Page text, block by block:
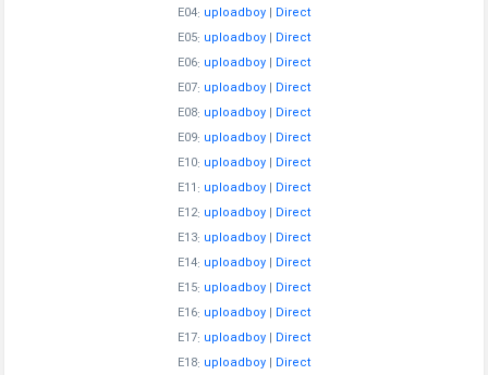
E04: uploadboy| Direct
E05: uploadboy| Direct
E06: uploadboy| Direct
E07: uploadboy| Direct
E08: uploadboy| Direct
E09: uploadboy| Direct
E10: uploadboy| Direct
E11: uploadboy| Direct
E12: uploadboy| Direct
E13: uploadboy| Direct
E14: uploadboy| Direct
E15: uploadboy| Direct
E16: uploadboy| Direct
E17: uploadboy| Direct
E18: uploadboy| Direct